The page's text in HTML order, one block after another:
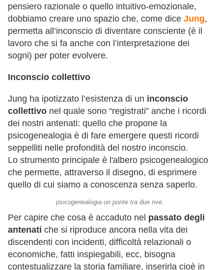
pensiero razionale o quello intuitivo-emozionale,
dobbiamo creare uno spazio che, come dice Jung,
permetta all’inconscio di diventare consciente (è il
lavoro che si fa anche con l’interpretazione dei
sogni) per poter evolvere.
Inconscio collettivo
Jung ha ipotizzato l’esistenza di un inconscio
collettivo nel quale sono “registrati” anche i ricordi
dei nostri antenati: quello che propone la
psicogenealogia è di fare emergere questi ricordi
seppelliti nelle profondità del nostro inconscio.
Lo strumento principale è l'albero psicogenealogico
che permette, attraverso il disegno, di esprimere
quello di cui siamo a conoscenza senza saperlo.
psicogenealogia un ponte tra due rive.
Per capire che cosa è accaduto nel passato degli
antenati che si riproduce ancora nella vita dei
discendenti con incidenti, difficoltà relazionali o
economiche, fatti inspiegabili, ecc, bisogna
contestualizzare la storia familiare, inserirla cioè in